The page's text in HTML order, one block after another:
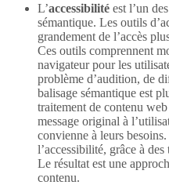
L’accessibilité est l’un
sémantique. Les outils
grandement de l’accès
Ces outils comprennent
navigateur pour les
problème d’audition, de
balisage sémantique est
traitement de contenu
message original à
convienne à leurs
l’accessibilité, grâce à
Le résultat est une
contenu.